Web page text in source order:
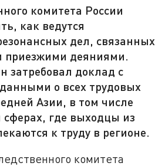
комитета России
как ведутся
дел, связанных
приезжими деяниями.
затребовал доклад с
о всех трудовых
Азии, в том числе
сферах, где выходцы из
к труду в регионе.
комитета